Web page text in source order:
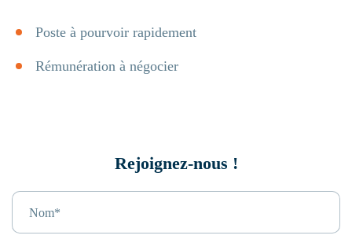
Poste à pourvoir rapidement
Rémunération à négocier
Rejoignez-nous !
Nom*